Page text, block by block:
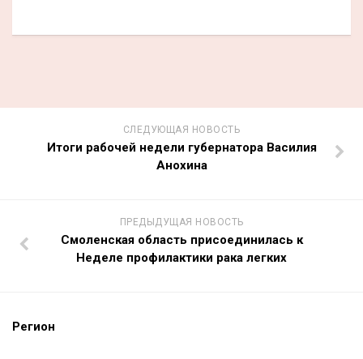
СЛЕДУЮЩАЯ НОВОСТЬ
Итоги рабочей недели губернатора Василия
Анохина
ПРЕДЫДУЩАЯ НОВОСТЬ
Смоленская область присоединилась к
Неделе профилактики рака легких
Регион